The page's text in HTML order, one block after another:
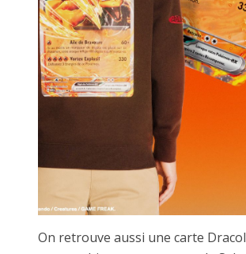
On retrouve aussi une carte